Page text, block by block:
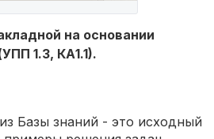
на основании
1.3, КА1.1).
Базы знаний - это исходный